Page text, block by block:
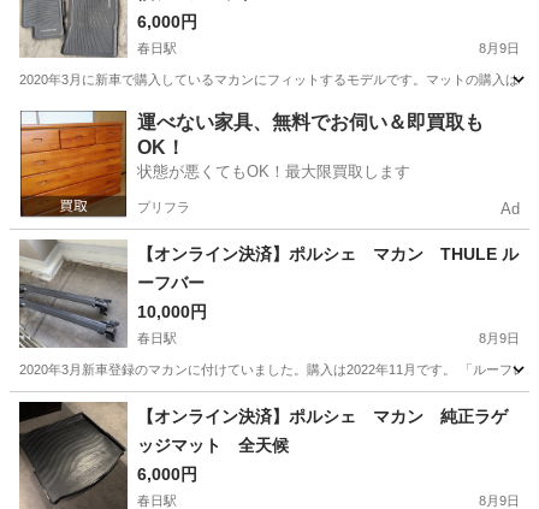
6,000円
春日駅 8月9日
2020年3月に新車で購入しているマカンにフィットするモデルです。マットの購入は
東京 文京区 春日駅 内装、インテリア
運べない家具、無料でお伺い＆即買取も
OK！
状態が悪くてもOK！最大限買取します
プリフラ Ad
【オンライン決済】ポルシェ マカン THULE ル
ーフバー
10,000円
春日駅 8月9日
2020年3月新車登録のマカンに付けていました。購入は2022年11月です。 「ルーフ
東京 文京区 春日駅 キャリア、ラック ポルシェ
【オンライン決済】ポルシェ マカン 純正ラゲ
ッジマット 全天候
6,000円
春日駅 8月9日